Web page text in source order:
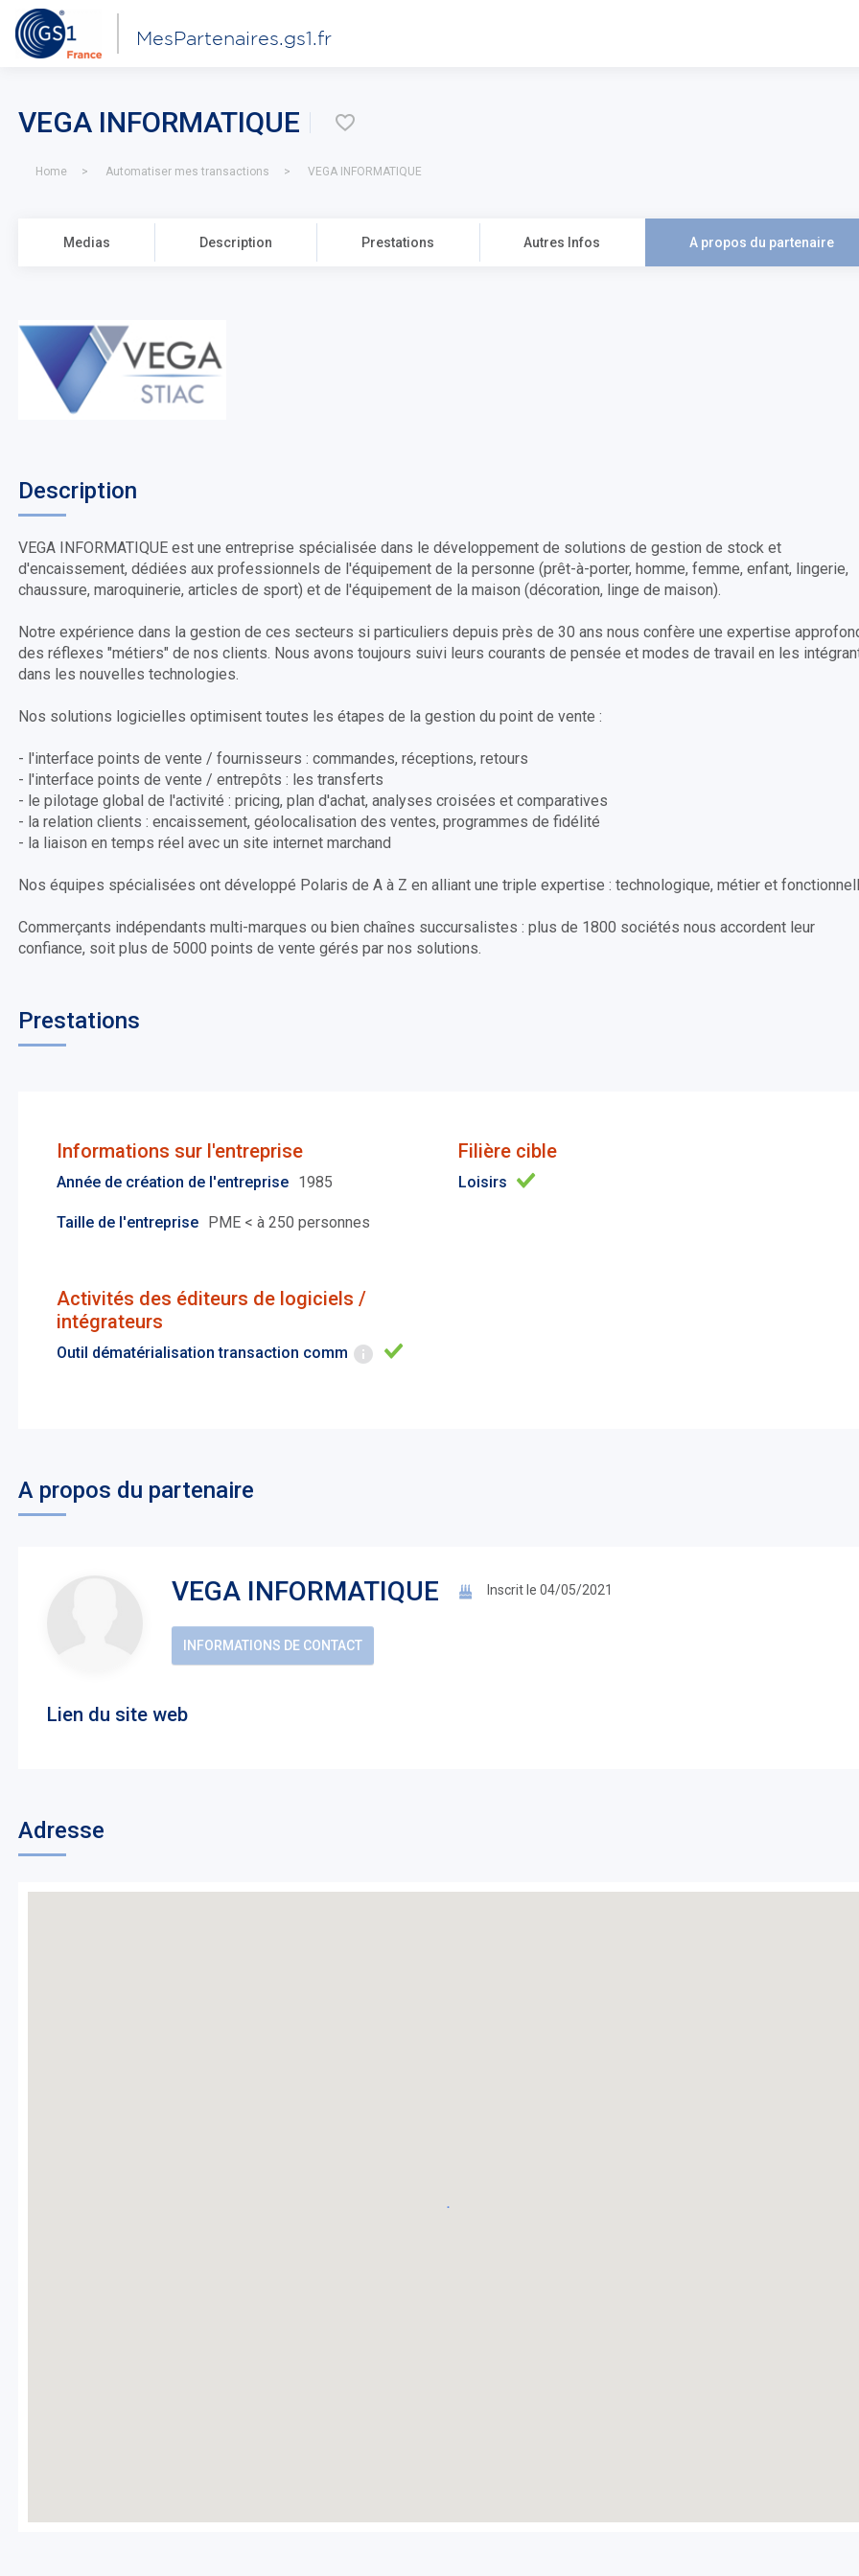
MesPartenaires.gs1.fr
VEGA INFORMATIQUE
Home Automatiser mes transactions VEGA INFORMATIQUE
Medias Description Prestations Autres Infos A propos du partenaire
Description
VEGA INFORMATIQUE est une entreprise spécialisée dans le développement de solutions de gestion de stock et
d'encaissement, dédiées aux professionnels de l'équipement de la personne (prêt-à-porter, homme, femme, enfant, lingerie,
chaussure, maroquinerie, articles de sport) et de l'équipement de la maison (décoration, linge de maison).
Notre expérience dans la gestion de ces secteurs si particuliers depuis près de 30 ans nous confère une expertise
des réflexes "métiers" de nos clients. Nous avons toujours suivi leurs courants de pensée et modes de travail en les
dans les nouvelles technologies.
Nos solutions logicielles optimisent toutes les étapes de la gestion du point de vente :
- l'interface points de vente / fournisseurs : commandes, réceptions, retours
- l'interface points de vente / entrepôts : les transferts
- le pilotage global de l'activité : pricing, plan d'achat, analyses croisées et comparatives
- la relation clients : encaissement, géolocalisation des ventes, programmes de fidélité
- la liaison en temps réel avec un site internet marchand
Nos équipes spécialisées ont développé Polaris de A à Z en alliant une triple expertise : technologique, métier et
Commerçants indépendants multi-marques ou bien chaînes succursalistes : plus de 1800 sociétés nous accordent leur
confiance, soit plus de 5000 points de vente gérés par nos solutions.
Prestations
Informations sur l'entreprise
Année de création de l'entreprise 1985
Taille de l'entreprise PME < à 250 personnes
Filière cible
Loisirs
Activités des éditeurs de logiciels /
intégrateurs
Outil dématérialisation transaction comm
A propos du partenaire
VEGA INFORMATIQUE Inscrit le 04/05/2021
INFORMATIONS DE CONTACT
Lien du site web
Adresse